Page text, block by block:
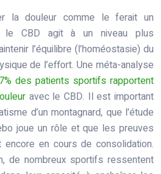
la douleur comme le ferait un
le CBD agit à un niveau plus
l’équilibre (l’homéostasie) du
de l’effort. Une méta-analyse
des patients sportifs rapportent
avec le CBD. Il est important
d’un montagnard, que l’étude
joue un rôle et que les preuves
en cours de consolidation.
de nombreux sportifs ressentent